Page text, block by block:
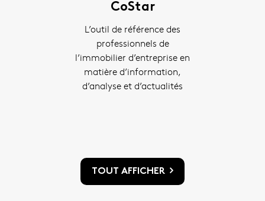
CoStar
L’outil de référence des
professionnels de
l’immobilier d’entreprise en
matière d’information,
d’analyse et d’actualités
TOUT AFFICHER